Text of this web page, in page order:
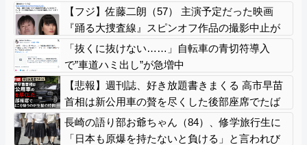
れな件
【フジ】佐藤二朗（57） 主演予定だった映画
『踊る大捜査線』スピンオフ作品の撮影中止が
正式に決定
「抜くに抜けない……」自転車の青切符導入
で”車道ハミ出し”が急増中
【悲報】週刊誌、好き放題書きまくる 高市早苗
首相は新公用車の贅を尽くした後部座席でたば
こを吸うのが至福の時間「どんどん延びる乗車
時間」
長崎の語り部お爺ちゃん（84）、修学旅行生に
「日本も原爆を持たないと負ける」と言われび